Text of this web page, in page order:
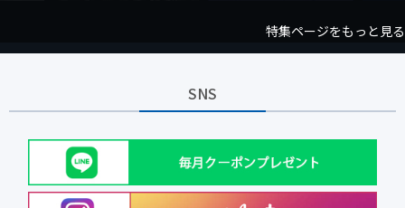
特集ページをもっと見る
SNS